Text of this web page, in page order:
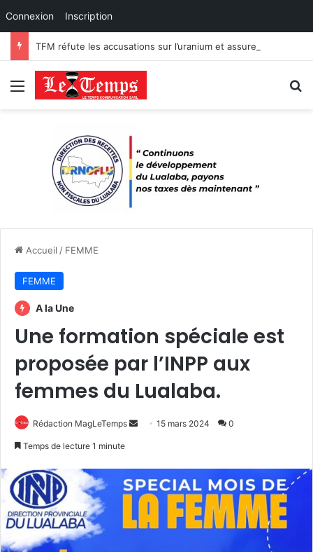
Connexion Inscription
Menu
Accueil / FEMME
FEMME
A la Une
Une formation spéciale est
proposée par l’INPP aux
femmes du Lualaba.
Rédaction MagLeTemps
Envoyer15 mars 2024 0
Temps de lecture 1 minute